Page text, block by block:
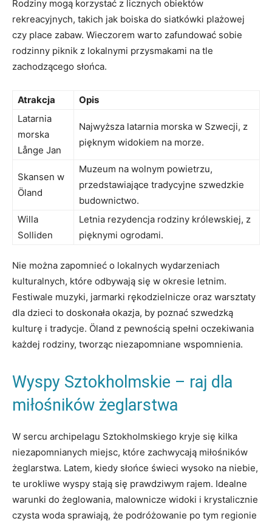
Rodziny mogą korzystać z licznych obiektów
rekreacyjnych, takich jak boiska do siatkówki plażowej
czy place zabaw. Wieczorem warto zafundować sobie
rodzinny piknik z lokalnymi przysmakami na tle
zachodzącego słońca.
Atrakcja
Opis
Latarnia
morska
Långe Jan
Najwyższa latarnia morska w Szwecji, z
pięknym widokiem na morze.
Skansen w
Öland
Muzeum na wolnym powietrzu,
przedstawiające tradycyjne szwedzkie
budownictwo.
Willa
Solliden
Letnia rezydencja rodziny królewskiej, z
pięknymi ogrodami.
Nie można zapomnieć o lokalnych wydarzeniach
kulturalnych, które odbywają się w okresie letnim.
Festiwale muzyki, jarmarki rękodzielnicze oraz warsztaty
dla dzieci to doskonała okazja, by poznać szwedzką
kulturę i tradycje. Öland z pewnością spełni oczekiwania
każdej rodziny, tworząc niezapomniane wspomnienia.
Wyspy Sztokholmskie – raj dla
miłośników żeglarstwa
W sercu archipelagu Sztokholmskiego kryje się kilka
niezapomnianych miejsc, które zachwycają miłośników
żeglarstwa. Latem, kiedy słońce świeci wysoko na niebie,
te urokliwe wyspy stają się prawdziwym rajem. Idealne
warunki do żeglowania, malownicze widoki i krystalicznie
czysta woda sprawiają, że podróżowanie po tym regionie